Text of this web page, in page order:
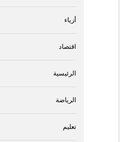
أزياء
اقتصاد
الرئيسية
الرياضة
تعليم